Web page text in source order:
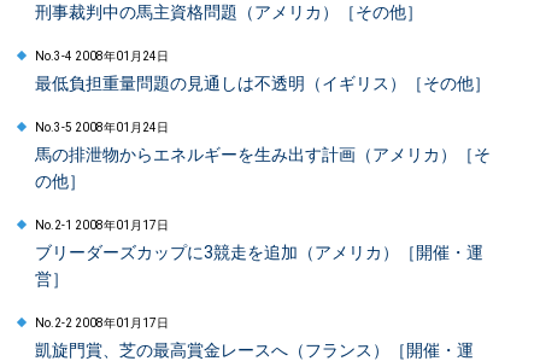
刑事裁判中の馬主資格問題（アメリカ）［その他］
No.3-4 2008年01月24日
最低負担重量問題の見通しは不透明（イギリス）［その他］
No.3-5 2008年01月24日
馬の排泄物からエネルギーを生み出す計画（アメリカ）［そ
の他］
No.2-1 2008年01月17日
ブリーダーズカップに3競走を追加（アメリカ）［開催・運
営］
No.2-2 2008年01月17日
凱旋門賞、芝の最高賞金レースへ（フランス）［開催・運